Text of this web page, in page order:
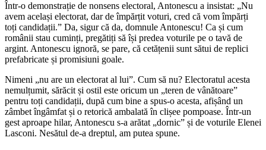
Într-o demonstrație de nonsens electoral, Antonescu a insistat: „Nu
avem același electorat, dar de împărțit voturi, cred că vom împărți
toți candidații.” Da, sigur că da, domnule Antonescu! Ca și cum
românii stau cuminți, pregătiți să își predea voturile pe o tavă de
argint. Antonescu ignoră, se pare, că cetățenii sunt sătui de replici
prefabricate și promisiuni goale.
Nimeni „nu are un electorat al lui”. Cum să nu? Electoratul acesta
nemulțumit, sărăcit și ostil este oricum un „teren de vânătoare”
pentru toți candidații, după cum bine a spus-o acesta, afișând un
zâmbet îngâmfat și o retorică ambalată în clișee pompoase. Într-un
gest aproape hilar, Antonescu s-a arătat „dornic” și de voturile Elenei
Lasconi. Nesătul de-a dreptul, am putea spune.